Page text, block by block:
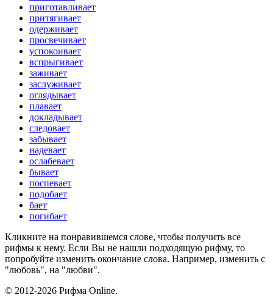
приготавливает
притягивает
одерживает
просвечивает
успокоивает
вспрыгивает
заживает
заслуживает
оглядывает
плавает
докладывает
следовает
забывает
надевает
ослабевает
бывает
поспевает
подобает
бает
погибает
Кликните на понравившемся слове, чтобы получить все
рифмы к нему. Если Вы не нашли подходящую рифму, то
попробуйте изменить окончание слова. Например, изменить с
"любовь", на "любви".
© 2012-2026 Рифма Online.